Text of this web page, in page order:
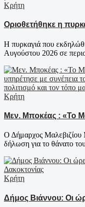
Κρήτη
Οριοθετήθηκε η
Η πυρκαγιά που
Αυγούστου 2026 σε
Κρήτη
Μεν. Μποκέας : «Το
Ο Δήμαρχος Μαλεβιζίου
δήλωση για το θάνατο
Κρήτη
Δήμος Βιάννου: Οι